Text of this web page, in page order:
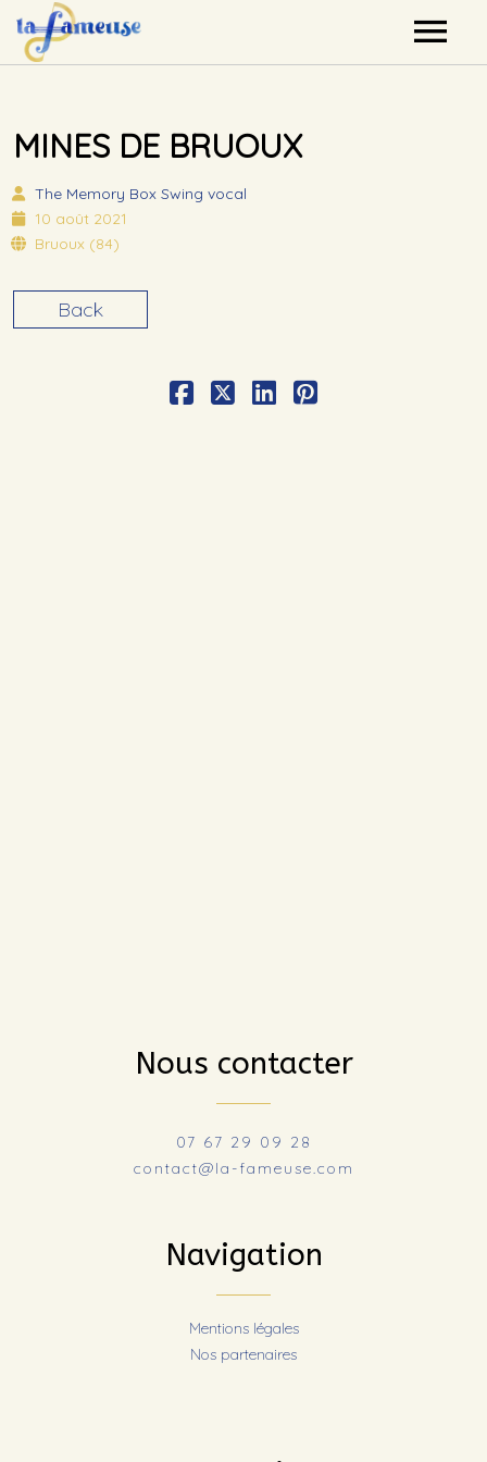
Agenda
Label
MINES DE BRUOUX
The Memory Box Swing vocal
10 août 2021
Bruoux (84)
Back
Nous contacter
07 67 29 09 28
contact@la-fameuse.com
Navigation
Mentions légales
Nos partenaires